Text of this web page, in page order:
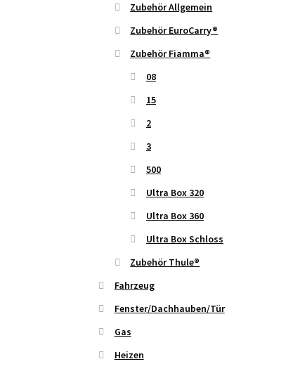
Zubehör Allgemein
Zubehör EuroCarry®
Zubehör Fiamma®
08
15
2
3
500
Ultra Box 320
Ultra Box 360
Ultra Box Schloss
Zubehör Thule®
Fahrzeug
Fenster/Dachhauben/Tür
Gas
Heizen